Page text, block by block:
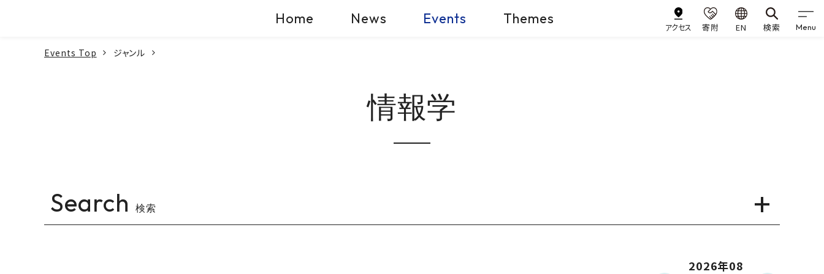
Home News Events Themes
アクセス 寄附 EN 検索 Menu
Events Top ジャンル
情報学
Search 検索
2026年08